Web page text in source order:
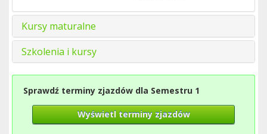
Kursy maturalne
Szkolenia i kursy
Sprawdź terminy zjazdów dla Semestru 1
Wyświetl terminy zjazdów